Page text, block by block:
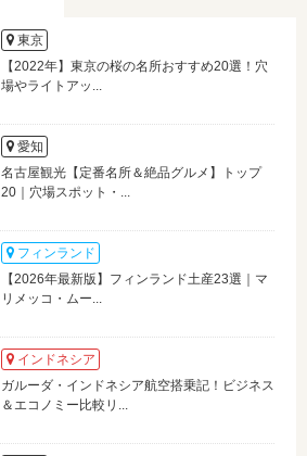
東京
【2022年】東京の桜の名所おすすめ20選！穴
場やライトアッ...
愛知
名古屋観光【定番名所＆絶品グルメ】トップ
20｜穴場スポット・...
フィンランド
【2026年最新版】フィンランド土産23選｜マ
リメッコ・ムー...
インドネシア
ガルーダ・インドネシア航空搭乗記！ビジネス
＆エコノミー比較リ...